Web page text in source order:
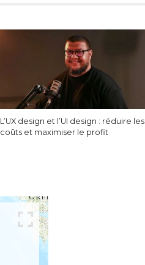
L’UX design et l’UI design : réduire les
coûts et maximiser le profit